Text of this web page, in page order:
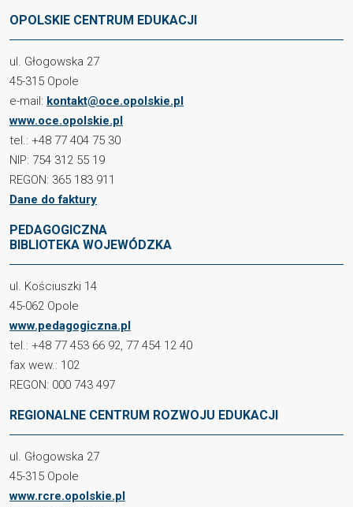
OPOLSKIE CENTRUM EDUKACJI
ul. Głogowska 27
45-315 Opole
e-mail: kontakt@oce.opolskie.pl
www.oce.opolskie.pl
tel.: +48 77 404 75 30
NIP: 754 312 55 19
REGON: 365 183 911
Dane do faktury
PEDAGOGICZNA
BIBLIOTEKA WOJEWÓDZKA
ul. Kościuszki 14
45-062 Opole
www.pedagogiczna.pl
tel.: +48 77 453 66 92, 77 454 12 40
fax wew.: 102
REGON: 000 743 497
REGIONALNE CENTRUM ROZWOJU EDUKACJI
ul. Głogowska 27
45-315 Opole
www.rcre.opolskie.pl